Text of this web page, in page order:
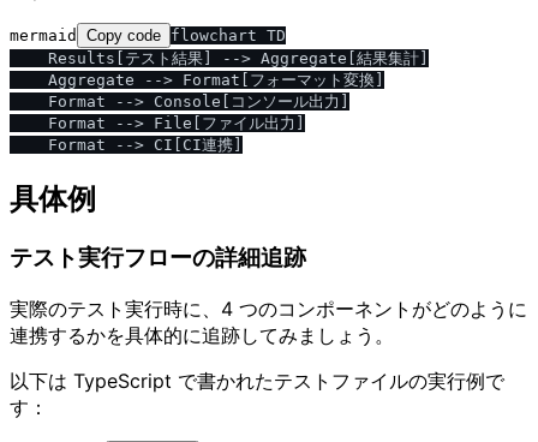
mermaid Copy code flowchart TD
    Results[テスト結果] --> Aggregate[結果集計]
    Aggregate --> Format[フォーマット変換]
    Format --> Console[コンソール出力]
    Format --> File[ファイル出力]
具体例
テスト実行フローの詳細追跡
実際のテスト実行時に、4 つのコンポーネントがどのように
連携するかを具体的に追跡してみましょう。
以下は TypeScript で書かれたテストファイルの実行例で
す：